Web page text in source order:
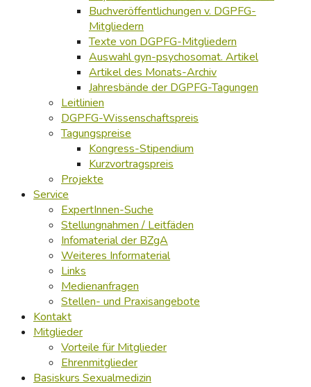
Buchveröffentlichungen v. DGPFG-
Mitgliedern
Texte von DGPFG-Mitgliedern
Auswahl gyn-psychosomat. Artikel
Artikel des Monats-Archiv
Jahresbände der DGPFG-Tagungen
Leitlinien
DGPFG-Wissenschaftspreis
Tagungspreise
Kongress-Stipendium
Kurzvortragspreis
Projekte
Service
ExpertInnen-Suche
Stellungnahmen / Leitfäden
Infomaterial der BZgA
Weiteres Informaterial
Links
Medienanfragen
Stellen- und Praxisangebote
Kontakt
Mitglieder
Vorteile für Mitglieder
Ehrenmitglieder
Basiskurs Sexualmedizin